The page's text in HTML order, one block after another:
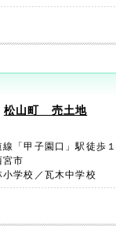
松山町 売土地
線「甲子園口」駅徒歩
宮市
小学校／瓦木中学校